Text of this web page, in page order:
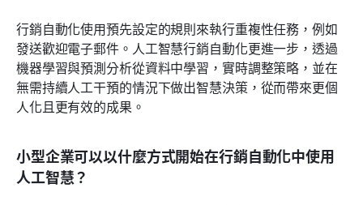
行銷自動化使用預先設定的規則來執行重複性任務，例如
發送歡迎電子郵件。人工智慧行銷自動化更進一步，透過
機器學習與預測分析從資料中學習，實時調整策略，並在
無需持續人工干預的情況下做出智慧決策，從而帶來更個
人化且更有效的成果。
小型企業可以以什麼方式開始在行銷自動化中使用
人工智慧？